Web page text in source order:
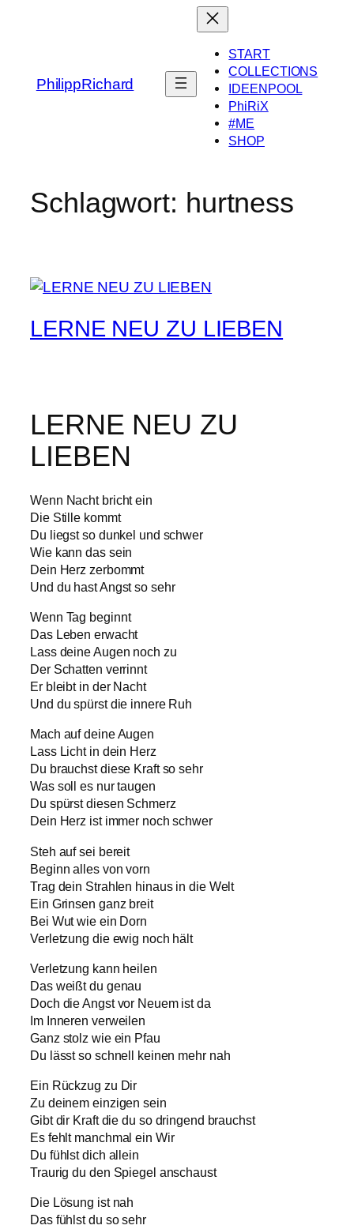
PhilippRichard
START
COLLECTIONS
IDEENPOOL
PhiRiX
#ME
SHOP
Schlagwort: hurtness
LERNE NEU ZU LIEBEN
LERNE NEU ZU
LIEBEN
Wenn Nacht bricht ein
Die Stille kommt
Du liegst so dunkel und schwer
Wie kann das sein
Dein Herz zerbommt
Und du hast Angst so sehr
Wenn Tag beginnt
Das Leben erwacht
Lass deine Augen noch zu
Der Schatten verrinnt
Er bleibt in der Nacht
Und du spürst die innere Ruh
Mach auf deine Augen
Lass Licht in dein Herz
Du brauchst diese Kraft so sehr
Was soll es nur taugen
Du spürst diesen Schmerz
Dein Herz ist immer noch schwer
Steh auf sei bereit
Beginn alles von vorn
Trag dein Strahlen hinaus in die Welt
Ein Grinsen ganz breit
Bei Wut wie ein Dorn
Verletzung die ewig noch hält
Verletzung kann heilen
Das weißt du genau
Doch die Angst vor Neuem ist da
Im Inneren verweilen
Ganz stolz wie ein Pfau
Du lässt so schnell keinen mehr nah
Ein Rückzug zu Dir
Zu deinem einzigen sein
Gibt dir Kraft die du so dringend brauchst
Es fehlt manchmal ein Wir
Du fühlst dich allein
Traurig du den Spiegel anschaust
Die Lösung ist nah
Das fühlst du so sehr